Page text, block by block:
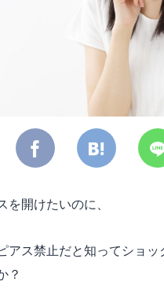
を開けたいのに、
アス禁止だと知ってショッ
？